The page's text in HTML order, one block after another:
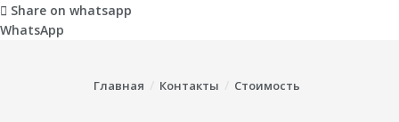
Share on whatsapp
WhatsApp
Главная Контакты Стоимость